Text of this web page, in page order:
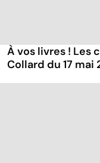
À vos livres ! Les
Collard du 17 mai